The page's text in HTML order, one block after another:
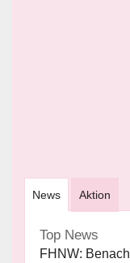
News Aktion
Top News
FHNW: